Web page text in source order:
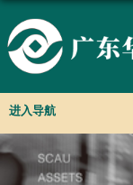
进入导航